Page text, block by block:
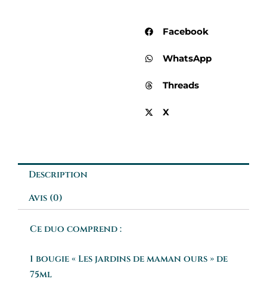
Facebook
WhatsApp
Threads
X
Description
Avis (0)
Ce duo comprend :
1 bougie « Les jardins de maman ours » de
75ml